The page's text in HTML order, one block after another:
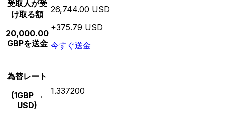
受取人が受
け取る額
20,000.00
GBPを送金
26,744.00 USD
+375.79 USD
今すぐ送金
為替レート
(1GBP →
USD)
1.337200